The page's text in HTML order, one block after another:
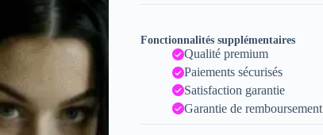
Fonctionnalités supplémentaires
Qualité premium
Paiements sécurisés
Satisfaction garantie
Garantie de remboursement